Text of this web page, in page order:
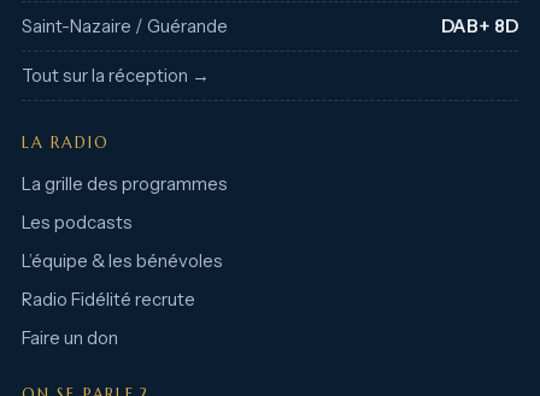
Saint-Nazaire / Guérande DAB+ 8D
Tout sur la réception →
LA RADIO
La grille des programmes
Les podcasts
L’équipe & les bénévoles
Radio Fidélité recrute
Faire un don